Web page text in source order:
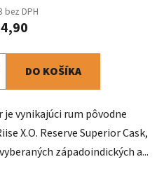
bez DPH
DO KOŠÍKA
je vynikajúci rum pôvodne
X.O. Reserve Superior Cask,
západoindických a...